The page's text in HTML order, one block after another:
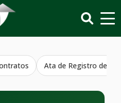
Ata de Registro de